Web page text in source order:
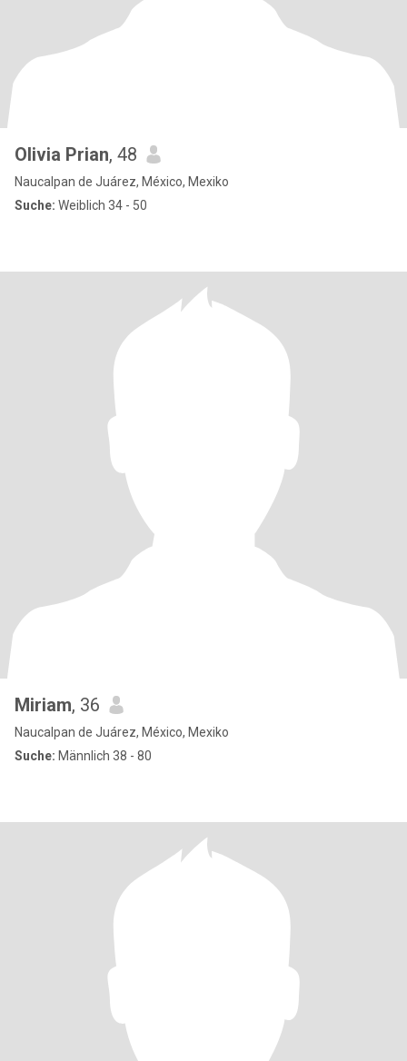
Olivia Prian, 48
Naucalpan de Juárez, México, Mexiko
Suche: Weiblich 34 - 50
Miriam, 36
Naucalpan de Juárez, México, Mexiko
Suche: Männlich 38 - 80